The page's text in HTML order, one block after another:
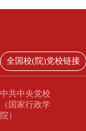
全国校(院)党校链接
中共中央党校
（国家行政学
院）